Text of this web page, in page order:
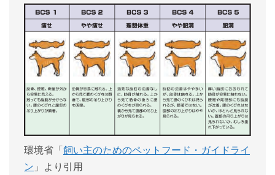
環境省「 飼い主のためのペットフード・ガイドライ
ン 」より引用